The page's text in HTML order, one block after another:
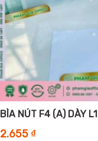
+
BÌA NÚT F4 (A) DÀY
2.655 ₫